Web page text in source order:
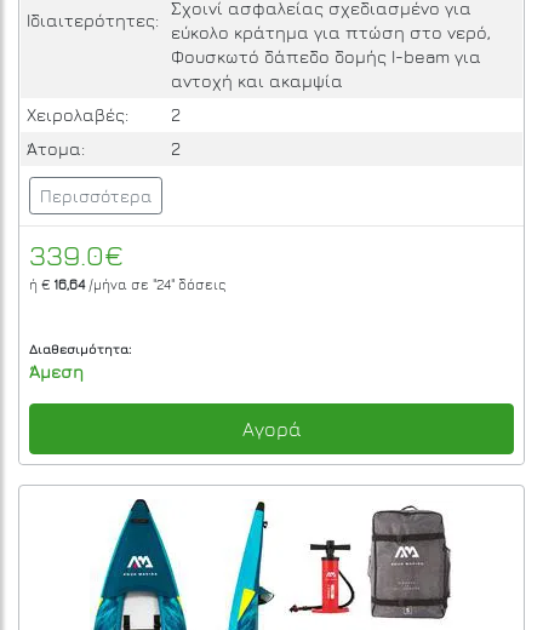
Ιδιαιτερότητες:
Σχοινί ασφαλείας σχεδιασμένο για
εύκολο κράτημα για πτώση στο νερό,
Φουσκωτό δάπεδο δομής I-beam για
αντοχή και ακαμψία
Χειρολαβές:
2
Άτομα:
2
Περισσότερα
339.0€
ή € 16,64/μήνα σε "24" δόσεις
Διαθεσιμότητα:
Άμεση
Αγορά